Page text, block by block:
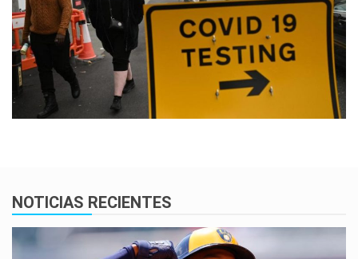
NOTICIAS RECIENTES